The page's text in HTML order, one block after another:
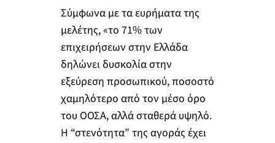
Σύμφωνα με τα ευρήματα της
μελέτης, «το 71% των
επιχειρήσεων στην Ελλάδα
δηλώνει δυσκολία στην
εξεύρεση προσωπικού, ποσοστό
χαμηλότερο από τον μέσο όρο
του ΟΟΣΑ, αλλά σταθερά υψηλό.
Η “στενότητα” της αγοράς έχει